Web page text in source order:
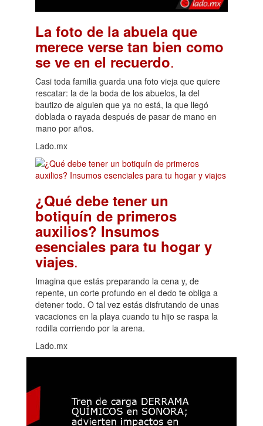
La foto de la abuela que
merece verse tan bien como
se ve en el recuerdo.
Casi toda familia guarda una foto vieja que quiere
rescatar: la de la boda de los abuelos, la del
bautizo de alguien que ya no está, la que llegó
doblada o rayada después de pasar de mano en
mano por años.
Lado.mx
¿Qué debe tener un
botiquín de primeros
auxilios? Insumos
esenciales para tu hogar y
viajes.
Imagina que estás preparando la cena y, de
repente, un corte profundo en el dedo te obliga a
detener todo. O tal vez estás disfrutando de unas
vacaciones en la playa cuando tu hijo se raspa la
rodilla corriendo por la arena.
Lado.mx